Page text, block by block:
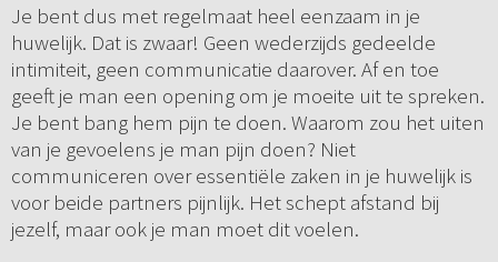
Je bent dus met regelmaat heel eenzaam in je
huwelijk. Dat is zwaar! Geen wederzijds gedeelde
intimiteit, geen communicatie daarover. Af en toe
geeft je man een opening om je moeite uit te spreken.
Je bent bang hem pijn te doen. Waarom zou het uiten
van je gevoelens je man pijn doen? Niet
communiceren over essentiële zaken in je huwelijk is
voor beide partners pijnlijk. Het schept afstand bij
jezelf, maar ook je man moet dit voelen.